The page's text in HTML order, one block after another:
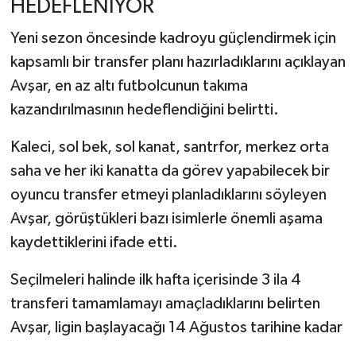
HEDEFLENİYOR
Yeni sezon öncesinde kadroyu güçlendirmek için
kapsamlı bir transfer planı hazırladıklarını açıklayan
Avşar, en az altı futbolcunun takıma
kazandırılmasının hedeflendiğini belirtti.
Kaleci, sol bek, sol kanat, santrfor, merkez orta
saha ve her iki kanatta da görev yapabilecek bir
oyuncu transfer etmeyi planladıklarını söyleyen
Avşar, görüştükleri bazı isimlerle önemli aşama
kaydettiklerini ifade etti.
Seçilmeleri halinde ilk hafta içerisinde 3 ila 4
transferi tamamlamayı amaçladıklarını belirten
Avşar, ligin başlayacağı 14 Ağustos tarihine kadar